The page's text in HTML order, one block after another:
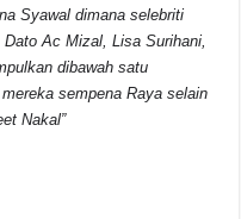
Syawal dimana selebriti
Ac Mizal, Lisa Surihani,
dibawah satu
sempena Raya selain
Nakal”